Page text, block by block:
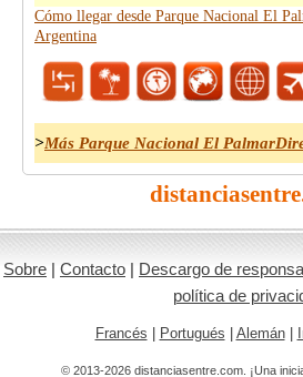
Cómo llegar desde Parque Nacional El
Argentina
>Más Parque Nacional El
Sobre | Contacto | Descargo de
política de
Francés Portugués Alemán|
© 2013-2026 distanciasentre.com. ¡Una